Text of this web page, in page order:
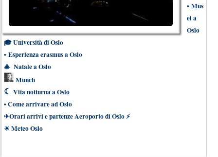
• Mus
ei a
Oslo
🎓Università di Oslo
• Esperienza erasmus a Oslo
🎄 Natale a Oslo
Munch
☾ Vita notturna a Oslo
• Come arrivare ad Oslo
✈Orari arrivi e partenze Aeroporto di Oslo ⚡
☀ Meteo Oslo